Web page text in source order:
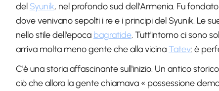
del Syunik, nel profondo sud dell'Armenia. Fu
dove venivano sepolti i re e i principi del Syunik. Le
nello stile dell'epoca bagratide. Tutt'intorno ci sono
arriva molta meno gente che alla vicina Tatev: è
C'è una storia affascinante sull'inizio. Un antico
ciò che allora la gente chiamava « possessione